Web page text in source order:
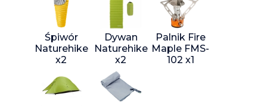
Śpiwór
Naturehike
x2
Dywan
Naturehike
x2
Palnik Fire
Maple FMS-
102 x1